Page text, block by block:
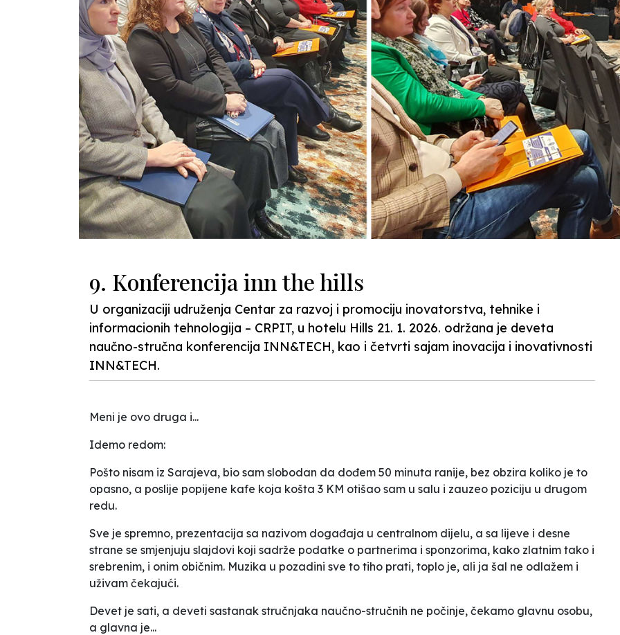
9. Konferencija inn the hills
U organizaciji udruženja Centar za razvoj i promociju inovatorstva, tehnike i
informacionih tehnologija – CRPIT, u hotelu Hills 21. 1. 2026. održana je deveta
naučno-stručna konferencija INN&TECH, kao i četvrti sajam inovacija i inovativnosti
INN&TECH.
Meni je ovo druga i...
Idemo redom:
Pošto nisam iz Sarajeva, bio sam slobodan da dođem 50 minuta ranije, bez obzira koliko je to
opasno, a poslije popijene kafe koja košta 3 KM otišao sam u salu i zauzeo poziciju u drugom
redu.
Sve je spremno, prezentacija sa nazivom događaja u centralnom dijelu, a sa lijeve i desne
strane se smjenjuju slajdovi koji sadrže podatke o partnerima i sponzorima, kako zlatnim tako i
srebrenim, i onim običnim. Muzika u pozadini sve to tiho prati, toplo je, ali ja šal ne odlažem i
uživam čekajući.
Devet je sati, a deveti sastanak stručnjaka naučno-stručnih ne počinje, čekamo glavnu osobu,
a glavna je...